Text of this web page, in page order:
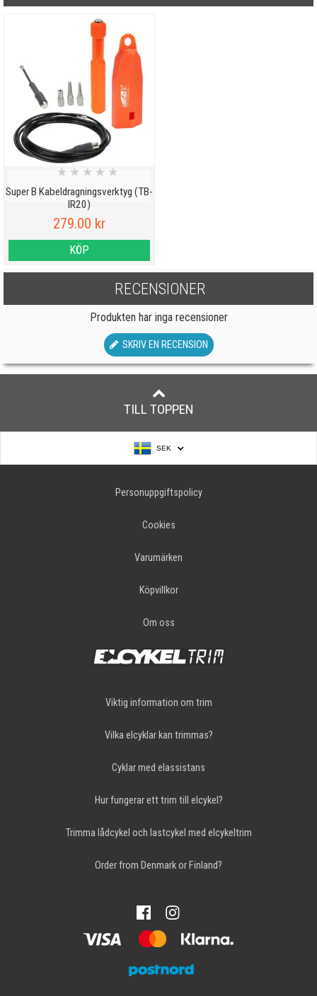
Super B Kabeldragningsverktyg (TB-
IR20)
★ ★ ★ ★ ★
279.00 kr
KÖP
RECENSIONER
Produkten har inga recensioner
SKRIV EN RECENSION
TILL TOPPEN
SEK
Personuppgiftspolicy
Cookies
Varumärken
Köpvillkor
Om oss
Viktig information om trim
Vilka elcyklar kan trimmas?
Cyklar med elassistans
Hur fungerar ett trim till elcykel?
Trimma lådcykel och lastcykel med elcykeltrim
Order from Denmark or Finland?